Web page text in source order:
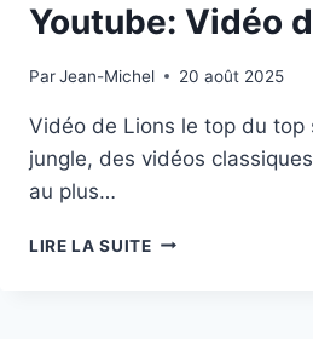
Youtube: Vidéo
ParJean-Michel
23 janvier 2024 20 août 2025
Vidéo de Lions le top du top
jungle, des vidéos
au plus…
LIRE LA SUITEYOUTUBE: